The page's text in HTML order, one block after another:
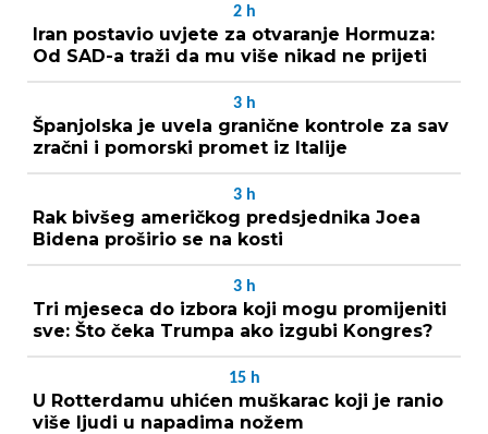
2 h
Iran postavio uvjete za otvaranje Hormuza:
Od SAD-a traži da mu više nikad ne prijeti
3 h
Španjolska je uvela granične kontrole za sav
zračni i pomorski promet iz Italije
3 h
Rak bivšeg američkog predsjednika Joea
Bidena proširio se na kosti
3 h
Tri mjeseca do izbora koji mogu promijeniti
sve: Što čeka Trumpa ako izgubi Kongres?
15 h
U Rotterdamu uhićen muškarac koji je ranio
više ljudi u napadima nožem